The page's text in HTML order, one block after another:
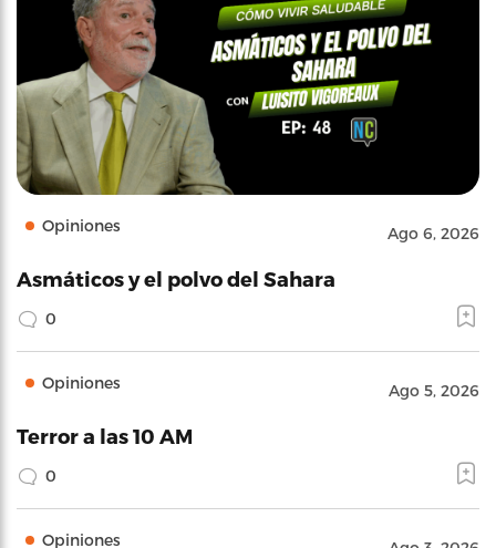
Opiniones Ago 6, 2026
Asmáticos y el polvo del Sahara
0
Opiniones Ago 5, 2026
Terror a las 10 AM
0
Opiniones